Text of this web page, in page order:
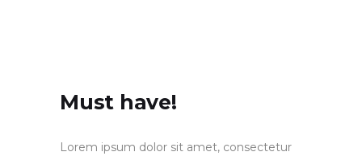
Must have!
Lorem ipsum dolor sit amet, consectetur